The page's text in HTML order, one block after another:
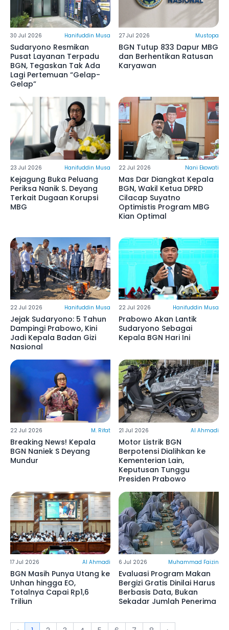
30 Jul 2026 Hanifuddin Musa
Sudaryono Resmikan
Pusat Layanan Terpadu
BGN, Tegaskan Tak Ada
Lagi Pertemuan “Gelap-
Gelap”
27 Jul 2026 Mustopa
BGN Tutup 833 Dapur MBG
dan Berhentikan Ratusan
Karyawan
23 Jul 2026 Hanifuddin Musa
Kejagung Buka Peluang
Periksa Nanik S. Deyang
Terkait Dugaan Korupsi
MBG
22 Jul 2026 Nani Ekowati
Mas Dar Diangkat Kepala
BGN, Wakil Ketua DPRD
Cilacap Suyatno
Optimistis Program MBG
Kian Optimal
22 Jul 2026 Hanifuddin Musa
Jejak Sudaryono: 5 Tahun
Dampingi Prabowo, Kini
Jadi Kepala Badan Gizi
Nasional
22 Jul 2026 Hanifuddin Musa
Prabowo Akan Lantik
Sudaryono Sebagai
Kepala BGN Hari Ini
22 Jul 2026 M. Rifat
Breaking News! Kepala
BGN Naniek S Deyang
Mundur
21 Jul 2026 Al Ahmadi
Motor Listrik BGN
Berpotensi Dialihkan ke
Kementerian Lain,
Keputusan Tunggu
Presiden Prabowo
17 Jul 2026 Al Ahmadi
BGN Masih Punya Utang ke
Unhan hingga EO,
Totalnya Capai Rp1,6
Triliun
6 Jul 2026 Muhammad Faizin
Evaluasi Program Makan
Bergizi Gratis Dinilai Harus
Berbasis Data, Bukan
Sekadar Jumlah Penerima